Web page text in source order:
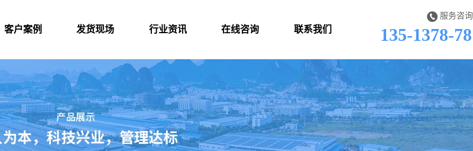
客户案例 发货现场 行业资讯 在线咨询 联系我们
服务咨
135-1378-